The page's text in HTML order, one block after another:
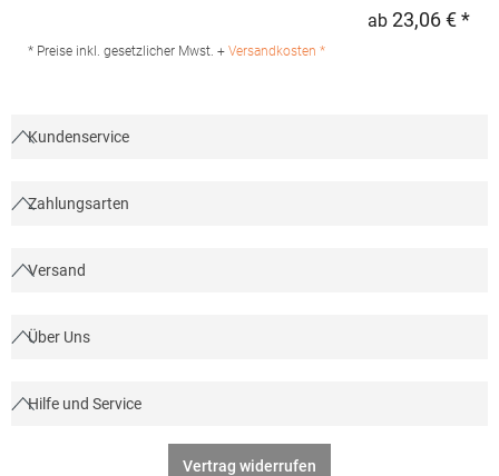
waschbarTrockner geeignetGrammatur: 180
textil.de
ab 23,06 € *
* Preise inkl. gesetzlicher Mwst. + Versandkosten *
Kundenservice
Zahlungsarten
Versand
Über Uns
Hilfe und Service
Vertrag widerrufen